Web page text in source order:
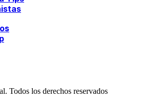
Todos los derechos reservados